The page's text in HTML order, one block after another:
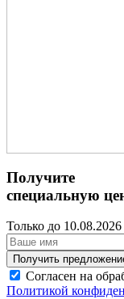
Получите
специальную
Только до 10.08.2026
Получить
Согласен на
Политикой